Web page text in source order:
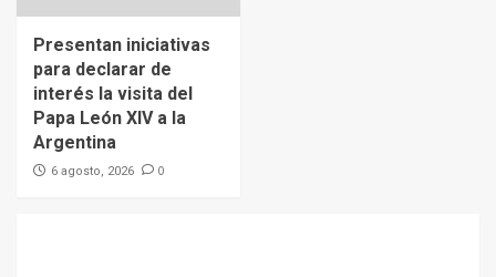
Presentan iniciativas
para declarar de
interés la visita del
Papa León XIV a la
Argentina
6 agosto, 2026 0